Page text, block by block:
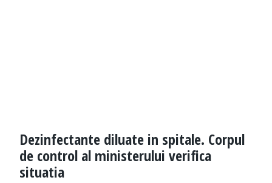
Dezinfectante diluate in spitale. Corpul
de control al ministerului verifica
situatia